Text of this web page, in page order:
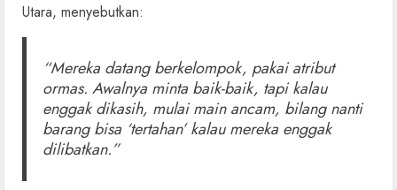
Utara, menyebutkan:
“Mereka datang berkelompok, pakai atribut
ormas. Awalnya minta baik-baik, tapi kalau
enggak dikasih, mulai main ancam, bilang nanti
barang bisa ‘tertahan’ kalau mereka enggak
dilibatkan.”